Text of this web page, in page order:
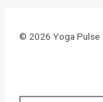
© 2026 Yoga Pulse